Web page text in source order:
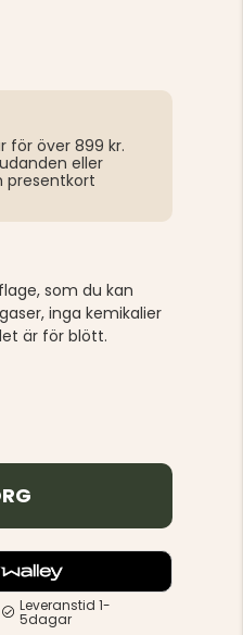
för över 899 kr.
eller
presentkort
som du kan
inga kemikalier
är för blött.
Leveranstid 1-
5dagar